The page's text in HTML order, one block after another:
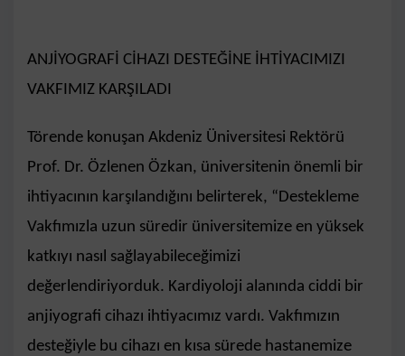
ANJİYOGRAFİ CİHAZI DESTEĞİNE İHTİYACIMIZI
VAKFIMIZ KARŞILADI
Törende konuşan Akdeniz Üniversitesi Rektörü
Prof. Dr. Özlenen Özkan, üniversitenin önemli bir
ihtiyacının karşılandığını belirterek, “Destekleme
Vakfımızla uzun süredir üniversitemize en yüksek
katkıyı nasıl sağlayabileceğimizi
değerlendiriyorduk. Kardiyoloji alanında ciddi bir
anjiyografi cihazı ihtiyacımız vardı. Vakfımızın
desteğiyle bu cihazı en kısa sürede hastanemize